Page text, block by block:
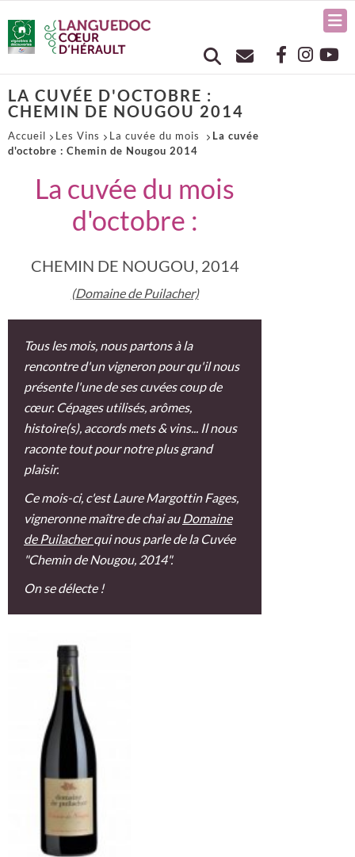
LA CUVÉE D'OCTOBRE :
CHEMIN DE NOUGOU 2014
Accueil Les Vins La cuvée du mois
La cuvée
d'octobre : Chemin de Nougou 2014
La cuvée du mois
d'octobre :
CHEMIN DE NOUGOU, 2014
(Domaine de Puilacher)
Tous les mois, nous partons à la
rencontre d'un vigneron pour qu'il nous
présente l'une de ses cuvées coup de
cœur. Cépages utilisés, arômes,
histoire(s), accords mets & vins... Il nous
raconte tout pour notre plus grand
plaisir.
Ce mois-ci, c'est Laure Margottin Fages,
vigneronne maître de chai auDomaine
de Puilacherqui nous parle de la Cuvée
"Chemin de Nougou, 2014".
On se délecte !